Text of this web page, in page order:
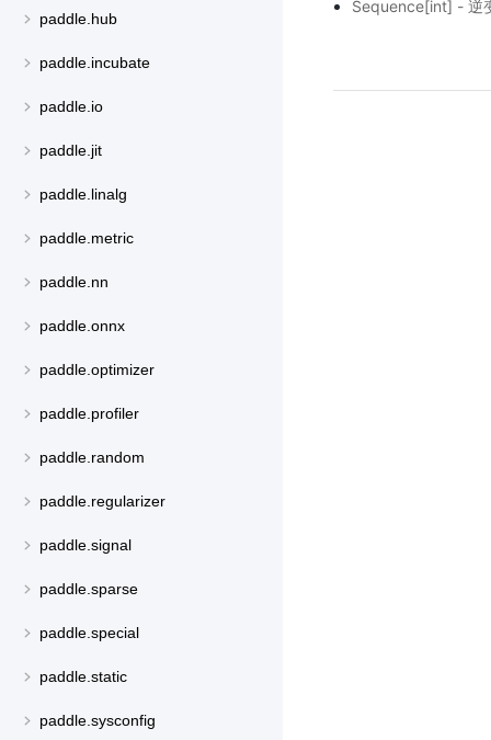
paddle.hub
paddle.incubate
paddle.io
paddle.jit
paddle.linalg
paddle.metric
paddle.nn
paddle.onnx
paddle.optimizer
paddle.profiler
paddle.random
paddle.regularizer
paddle.signal
paddle.sparse
paddle.special
paddle.static
paddle.sysconfig
Sequence[int] - 逆